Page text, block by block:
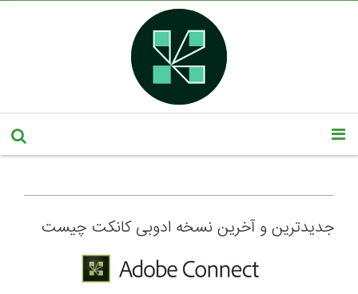
جدیدترین و آخرین نسخه ادوبی کانکت چیست